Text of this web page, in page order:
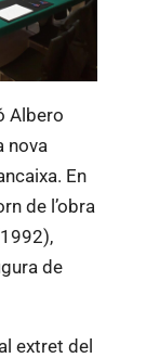
Albero
nova
En
de l’obra
de
extret del